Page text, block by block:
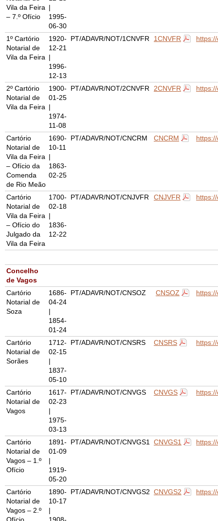
Vila da Feira
– 7.º Ofício
|
1995-
06-30
1º Cartório
Notarial de
Vila da Feira
1920-
12-21
|
1996-
12-13
PT/ADAVR/NOT/1CNVFR 1CNVFR
2º Cartório
Notarial de
Vila da Feira
1900-
01-25
|
1974-
11-08
PT/ADAVR/NOT/2CNVFR 2CNVFR
Cartório
Notarial de
Vila da Feira
– Ofício da
Comenda
de Rio Meão
1690-
10-11
|
1863-
02-25
PT/ADAVR/NOT/CNCRM CNCRM
Cartório
Notarial de
Vila da Feira
– Ofício do
Julgado da
Vila da Feira
1700-
02-18
|
1836-
12-22
PT/ADAVR/NOT/CNJVFR CNJVFR
Concelho
de Vagos
Cartório
Notarial de
Soza
1686-
04-24
|
1854-
01-24
PT/ADAVR/NOT/CNSOZ CNSOZ
Cartório
Notarial de
Sorães
1712-
02-15
|
1837-
05-10
PT/ADAVR/NOT/CNSRS CNSRS
Cartório
Notarial de
Vagos
1617-
02-23
|
1975-
03-13
PT/ADAVR/NOT/CNVGS CNVGS
Cartório
Notarial de
Vagos – 1.º
Ofício
1891-
01-09
|
1919-
05-20
PT/ADAVR/NOT/CNVGS1 CNVGS1
Cartório
Notarial de
Vagos – 2.º
1890-
10-17
|
PT/ADAVR/NOT/CNVGS2 CNVGS2